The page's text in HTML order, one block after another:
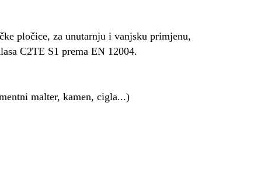
pločice, za unutarnju i vanjsku primjenu,
C2TE S1 prema EN 12004.
malter, kamen, cigla...)